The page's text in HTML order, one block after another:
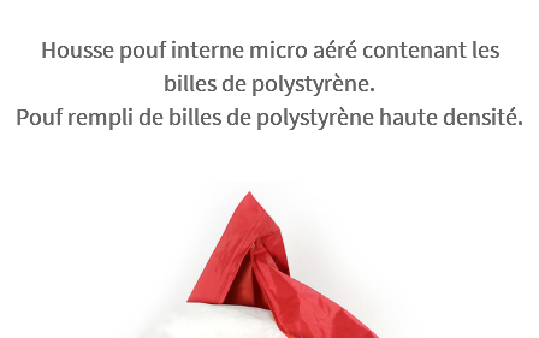
Housse pouf interne micro aéré contenant les
billes de polystyrène.
Pouf rempli de billes de polystyrène haute densité.